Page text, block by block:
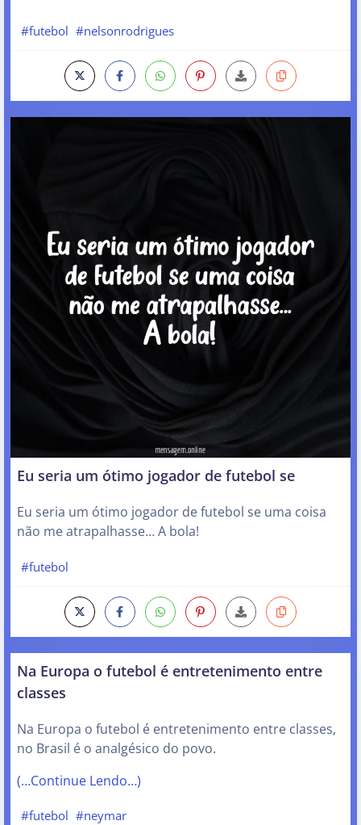
#futebol #nelsonrodrigues
Eu seria um ótimo jogador de futebol se
Eu seria um ótimo jogador de futebol se uma coisa
não me atrapalhasse… A bola!
#futebol
Na Europa o futebol é entretenimento entre
classes
Na Europa o futebol é entretenimento entre classes,
no Brasil é o analgésico do povo.
(…Continue Lendo…)
#futebol #neymar